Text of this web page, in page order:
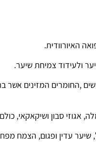
האיורוודית.
ולעידוד צמיחת שיער.
,החומרים המזינים אשר
שיער עדין ופגום, הצמח